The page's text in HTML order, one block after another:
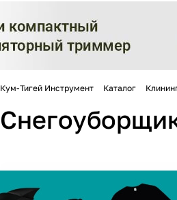
Кум-Тигей Инструмент Каталог